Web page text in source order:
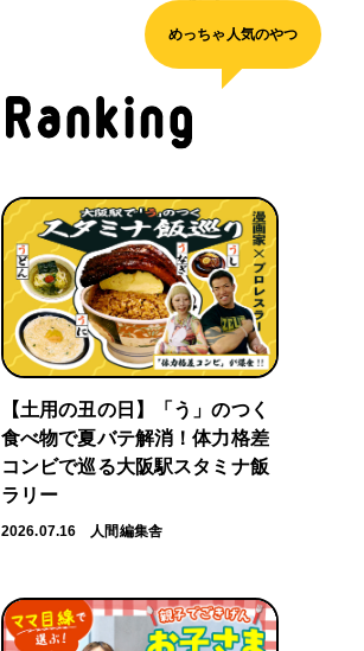
めっちゃ人気のやつ
【土用の丑の日】「う」のつく
食べ物で夏バテ解消！体力格差
コンビで巡る大阪駅スタミナ飯
ラリー
2026.07.16 人間編集舎